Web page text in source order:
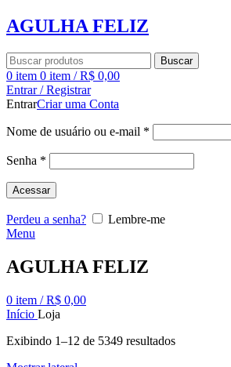
AGULHA FELIZ
Buscar
0 item 0 item / R$ 0,00
Entrar / Registrar
EntrarCriar uma Conta
Nome de usuário ou e-mail *
Senha *
Acessar
Perdeu a senha?
Lembre-me
Menu
AGULHA FELIZ
0 item / R$ 0,00
Início Loja
Exibindo 1–12 de 5349 resultados